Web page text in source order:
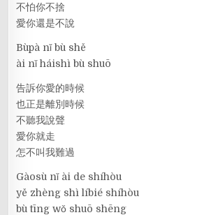
不怕你不捨
愛你還是不說
Bùpà nǐ bù shě
ài nǐ háishì bù shuō
告訴你愛的時候
也正是離別時候
不聽我說聲
愛你就走
怎不叫我難過
Gàosù nǐ ài de shíhòu
yě zhèng shì líbié shíhòu
bù tīng wǒ shuō shēng